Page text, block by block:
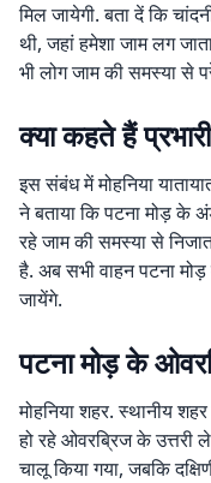
मिल जायेगी. बता दें कि
थी, जहां हमेशा जाम लग
भी लोग जाम की समस्या से
क्या कहते हैं
इस संबंध में मोहनिया
ने बताया कि पटना मोड़ के
रहे जाम की समस्या से
है. अब सभी वाहन पटना
जायेंगे.
पटना मोड़ के
मोहनिया शहर. स्थानीय
हो रहे ओवरब्रिज के उत्तरी
चालू किया गया, जबकि